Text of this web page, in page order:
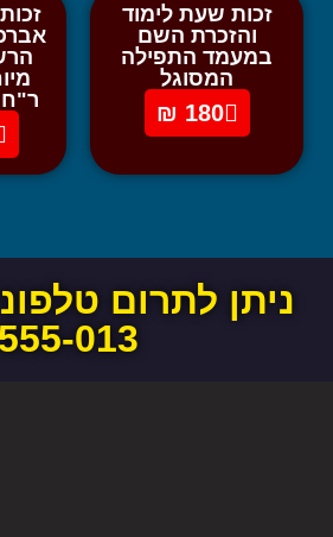
זכות שעת לימוד
והזכרת השם
במעמד התפילה
המסוגל
180 ₪
ר"ח
ניתן לתרום
555-013